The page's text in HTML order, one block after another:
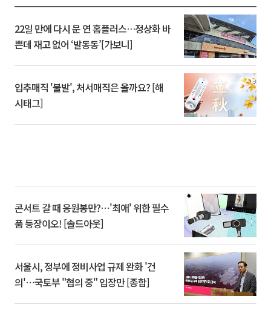
22일 만에 다시 문 연 홈플러스…정상화 바
쁜데 재고 없어 ‘발동동’[가보니]
입추매직 '불발', 처서매직은 올까요? [해
시태그]
콘서트 갈 때 응원봉만?⋯'최애' 위한 필수
품 등장이오! [솔드아웃]
서울시, 정부에 정비사업 규제 완화 '건
의'⋯국토부 "협의 중" 입장만 [종합]